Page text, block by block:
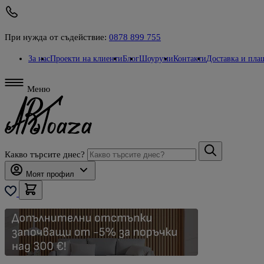
При нужда от съдействие: 0878 899 755
За насПроекти на клиентиБлогШоурумиКонтактиДоставка и
Меню
Какво търсите днес?
Моят профил